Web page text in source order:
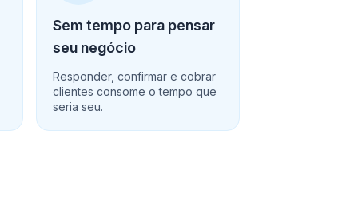
Sem tempo para pensar
seu negócio
Responder, confirmar e cobrar
clientes consome o tempo que
seria seu.